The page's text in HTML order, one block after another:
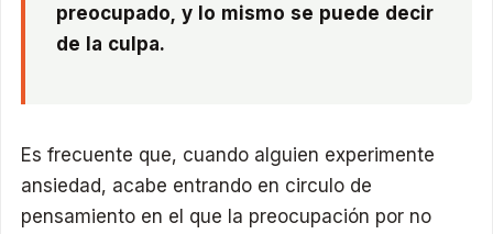
preocupado, y lo mismo se puede decir
de la culpa.
Es frecuente que, cuando alguien experimente
ansiedad, acabe entrando en circulo de
pensamiento en el que la preocupación por no